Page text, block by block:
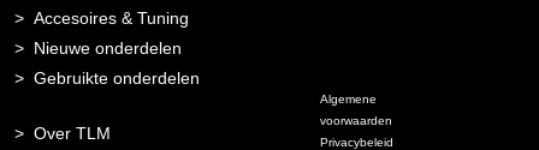
Accesoires & Tuning
Nieuwe onderdelen
Gebruikte onderdelen
Over TLM
Algemene
voorwaarden
Privacybeleid